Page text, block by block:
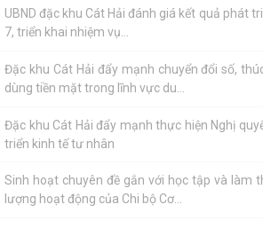
lượng hoạt động của Chi bộ Cơ...
trọng tâm năm 2026
với Nhân dân
Cát Hải